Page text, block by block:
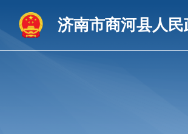
济南市商河县人民